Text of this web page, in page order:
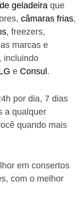
geladeira que
câmaras frias,
, freezers,
marcas e
incluindo
e Consul .
por dia, 7 dias
a qualquer
quando mais
em consertos
com o melhor